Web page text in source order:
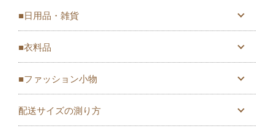
■日用品・雑貨
■衣料品
■ファッション小物
配送サイズの測り方